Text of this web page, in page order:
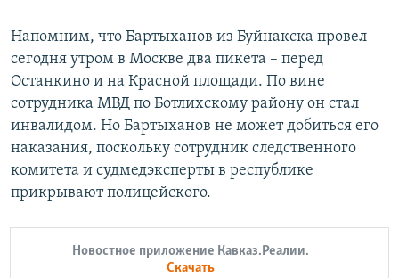
Напомним, что Бартыханов из Буйнакска провел
сегодня утром в Москве два пикета – перед
Останкино и на Красной площади. По вине
сотрудника МВД по Ботлихскому району он стал
инвалидом. Но Бартыханов не может добиться его
наказания, поскольку сотрудник следственного
комитета и судмедэксперты в республике
прикрывают полицейского.
Новостное приложение Кавказ.Реалии.
Скачать